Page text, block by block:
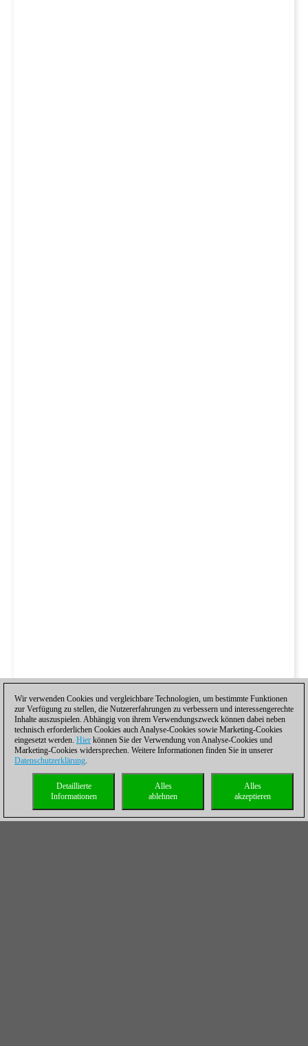
Wir verwenden Cookies und vergleichbare Technologien, um bestimmte Funktionen
zur Verfügung zu stellen, die Nutzererfahrungen zu verbessern und interessengerechte
Inhalte auszuspielen. Abhängig von ihrem Verwendungszweck können dabei neben
technisch erforderlichen Cookies auch Analyse-Cookies sowie Marketing-Cookies
eingesetzt werden. Hier können Sie der Verwendung von Analyse-Cookies und
Marketing-Cookies widersprechen. Weitere Informationen finden Sie in unserer
Datenschutzerklärung.
Alles
akzeptieren
Alles
ablehnen
Detaillierte
Informationen